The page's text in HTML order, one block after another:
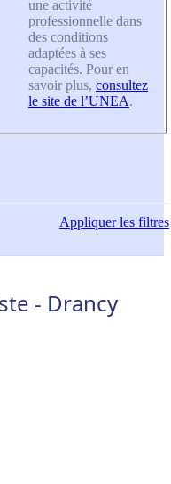
une activité
professionnelle dans
des conditions
adaptées à ses
capacités. Pour en
savoir plus, consultez
le site de l’UNEA.
Appliquerles filtres
- Drancy